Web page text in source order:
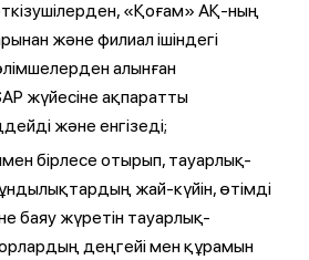
«Қоғам» АҚ-ның
және филиал ішіндегі
алынған
жүйесіне ақпаратты
және енгізеді;
бірлесе отырып, тауарлық-
жай-күйін, өтімді
баяу жүретін тауарлық-
деңгейі мен құрамын